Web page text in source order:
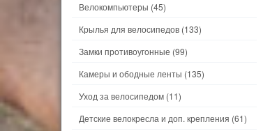
Велокомпьютеры (45)
Крылья для велосипедов (133)
Замки противоугонные (99)
Камеры и ободные ленты (135)
Уход за велосипедом (11)
Детские велокресла и доп. крепления (61)